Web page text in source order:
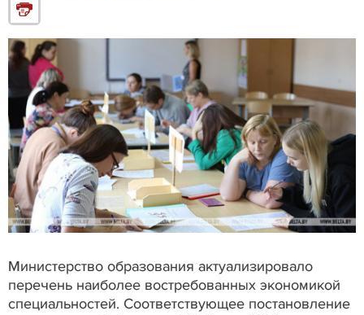
Министерство образования актуализировало
перечень наиболее востребованных экономикой
специальностей. Соответствующее постановление